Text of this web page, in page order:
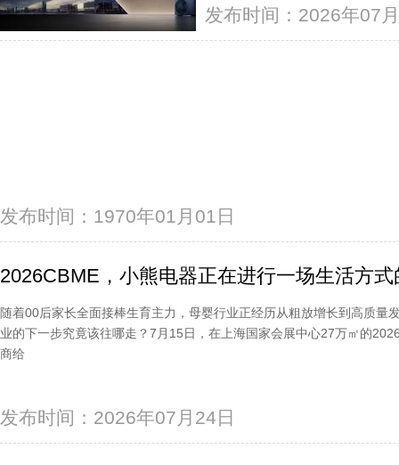
发布时间：2026年07
发布时间：1970年01月01日
2026CBME，小熊电器正在进行一场生活方式
随着00后家长全面接棒生育主力，母婴行业正经历从粗放增长到高质量
业的下一步究竟该往哪走？7月15日，在上海国家会展中心27万㎡的
商给
发布时间：2026年07月24日